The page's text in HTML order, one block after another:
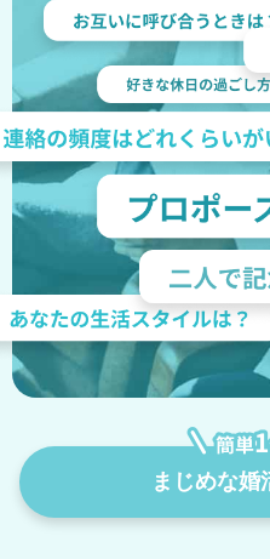
まじめな婚